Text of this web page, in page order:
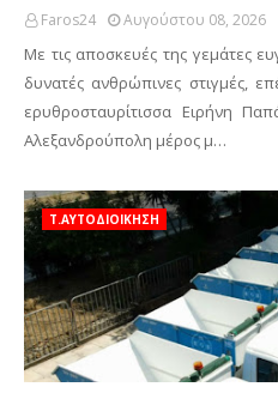
Faros24 Αυγούστου 08, 2026
Με τις αποσκευές της γεμάτες
δυνατές ανθρώπινες στιγμές,
ερυθροσταυρίτισσα Ειρήνη
Αλεξανδρούπολη μέρος μ…
Τ.ΑΥΤΟΔΙΟΙΚΗΣΗ